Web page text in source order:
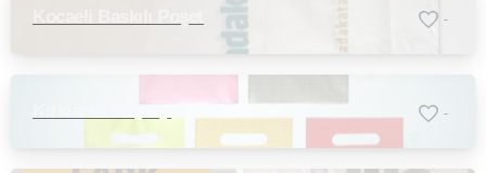
-
-